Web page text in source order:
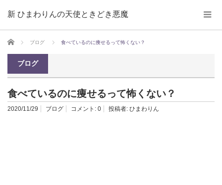
新 ひまわりんの天使ときどき悪魔
ホーム ブログ 食べているのに痩せるって怖くない？
ブログ
食べているのに痩せるって怖くない？
2020/11/29 ブログ コメント: 0 投稿者: ひまわりん